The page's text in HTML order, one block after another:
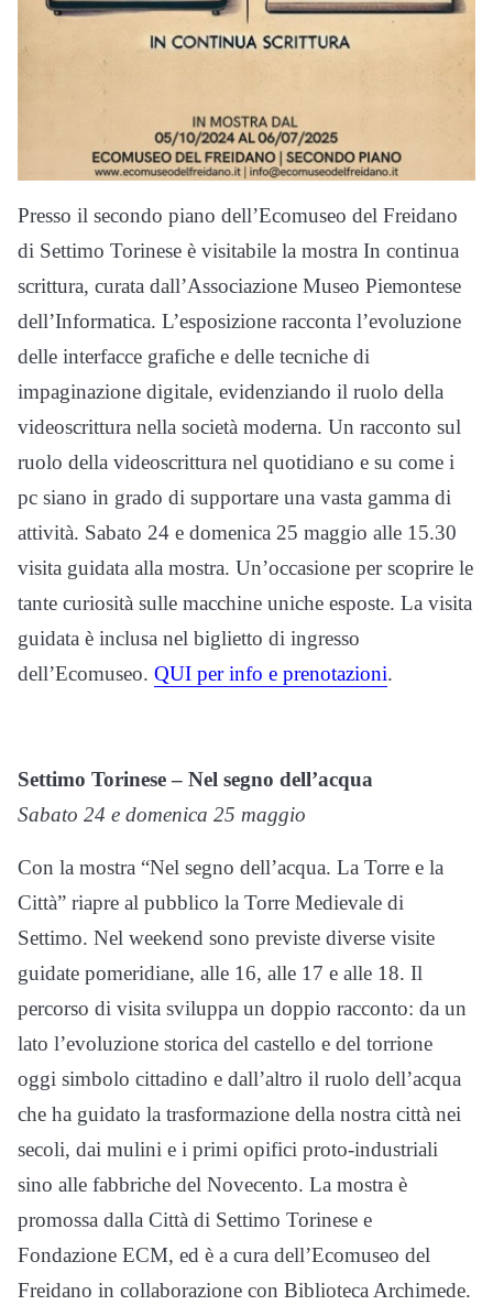
Presso il secondo piano dell’Ecomuseo del Freidano
di Settimo Torinese è visitabile la mostra In continua
scrittura, curata dall’Associazione Museo Piemontese
dell’Informatica. L’esposizione racconta l’evoluzione
delle interfacce grafiche e delle tecniche di
impaginazione digitale, evidenziando il ruolo della
videoscrittura nella società moderna. Un racconto sul
ruolo della videoscrittura nel quotidiano e su come i
pc siano in grado di supportare una vasta gamma di
attività. Sabato 24 e domenica 25 maggio alle 15.30
visita guidata alla mostra. Un’occasione per scoprire le
tante curiosità sulle macchine uniche esposte. La visita
guidata è inclusa nel biglietto di ingresso
dell’Ecomuseo. QUI per info e prenotazioni.
Settimo Torinese – Nel segno dell’acqua
Sabato 24 e domenica 25 maggio
Con la mostra “Nel segno dell’acqua. La Torre e la
Città” riapre al pubblico la Torre Medievale di
Settimo. Nel weekend sono previste diverse visite
guidate pomeridiane, alle 16, alle 17 e alle 18. Il
percorso di visita sviluppa un doppio racconto: da un
lato l’evoluzione storica del castello e del torrione
oggi simbolo cittadino e dall’altro il ruolo dell’acqua
che ha guidato la trasformazione della nostra città nei
secoli, dai mulini e i primi opifici proto-industriali
sino alle fabbriche del Novecento. La mostra è
promossa dalla Città di Settimo Torinese e
Fondazione ECM, ed è a cura dell’Ecomuseo del
Freidano in collaborazione con Biblioteca Archimede.